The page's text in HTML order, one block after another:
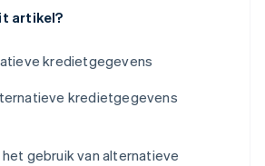
artikel?
kredietgegevens
kredietgegevens
gebruik van alternatieve